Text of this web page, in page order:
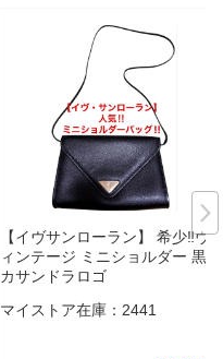
【イヴサンローラン】 希少‼︎ヴ
ィンテージ ミニショルダー 黒
カサンドラロゴ
マイストア在庫： 2441